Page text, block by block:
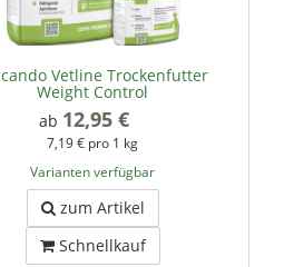
Vetline Trockenfutter
Weight Control
ab 12,95 €
7,19 € pro 1 kg
Varianten verfügbar
zum Artikel
Schnellkauf